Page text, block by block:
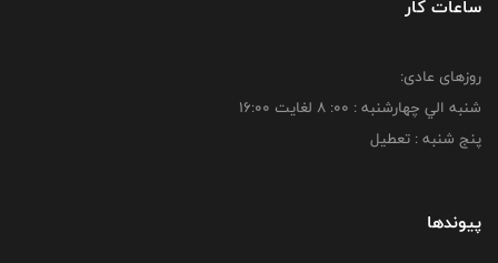
ساعات کار
روزهای عادی:
شنبه الي چهارشنبه : 00: 8 لغايت 16:00
پنج شنبه : تعطیل
پیوندها